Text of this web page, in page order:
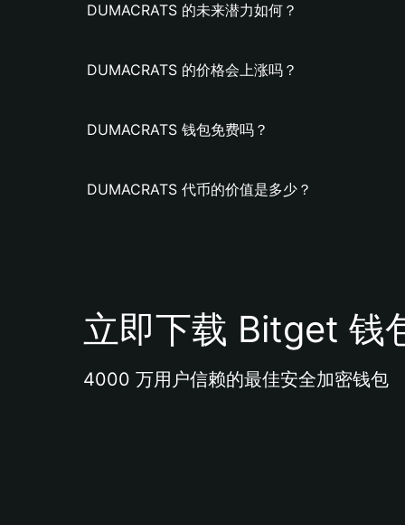
DUMACRATS 的未来潜力如何？
DUMACRATS 的价格会上涨吗？
DUMACRATS 钱包免费吗？
DUMACRATS 代币的价值是多少？
立即下载 Bitget 钱
4000 万用户信赖的最佳安全加密钱包